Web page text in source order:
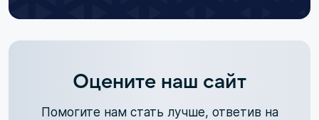
Оцените наш сайт
Помогите нам стать лучше, ответив на